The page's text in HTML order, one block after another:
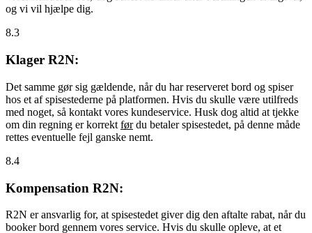
og vi vil hjælpe dig.
8.3
Klager R2N:
Det samme gør sig gældende, når du har reserveret bord og spiser
hos et af spisestederne på platformen. Hvis du skulle være utilfreds
med noget, så kontakt vores kundeservice. Husk dog altid at tjekke
om din regning er korrekt førdu betaler spisestedet, på denne måde
rettes eventuelle fejl ganske nemt.
8.4
Kompensation R2N:
R2N er ansvarlig for, at spisestedet giver dig den aftalte rabat, når du
booker bord gennem vores service. Hvis du skulle opleve, at et